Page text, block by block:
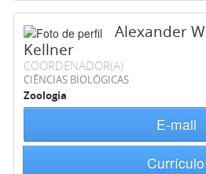
Alexander
Kellner
COORDENADOR(A)
CIÊNCIAS BIOLÓGICAS
Zoologia
E-mail
Currículo